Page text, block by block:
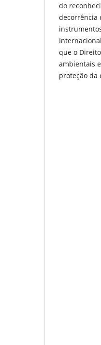
do
decorrência
que o
ambientais
proteção da